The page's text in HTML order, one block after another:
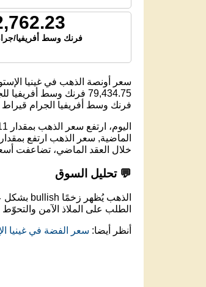
فرنك وسط أفريفيا/جرام
سعر أونصة الذهب في غينيا
79,434.75 فرنك وسط أفريفيا
فرنك وسط أفريفيا الجرام قيراط 21,
خلال العقد الماضي، تضاعفت
💬 تحليل السوق
الذهب يُظهر زخمًا bullish بشكل عام، ويتم تداوله عند مستوى 2,470,420.61 فرنك وسط أفريفيا لكل أونصة.
الطلب على الملاذ الآمن
أنظر أيضا: سعر الفضة في غينيا